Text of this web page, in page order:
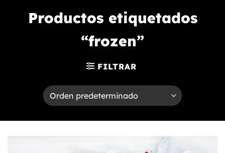
Productos etiquetados
“frozen”
FILTRAR